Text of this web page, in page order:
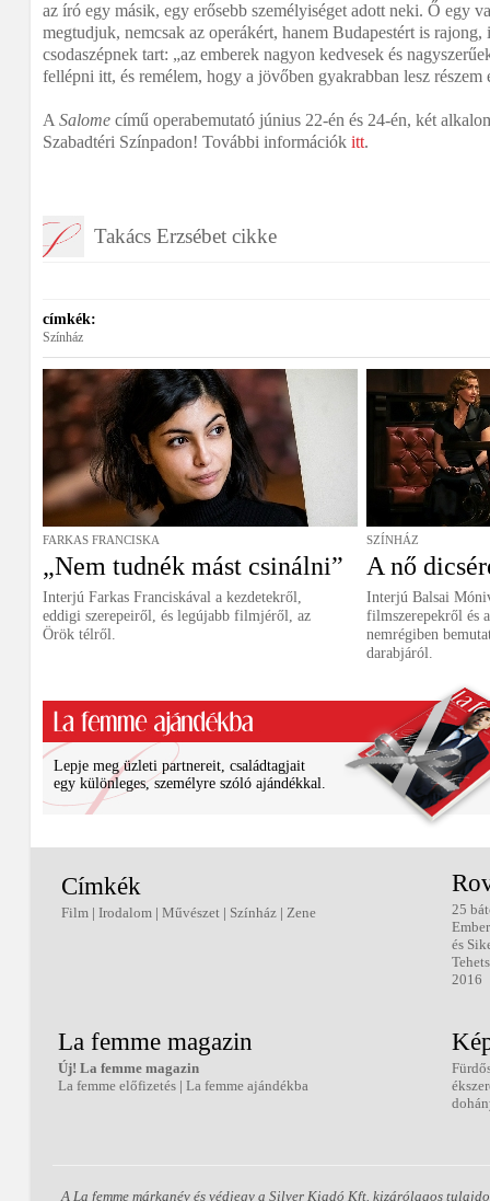
az író egy másik, egy erősebb személyiséget adott neki. Ő egy
megtudjuk, nemcsak az operákért, hanem Budapestért is rajong,
csodaszépnek tart: „az emberek nagyon kedvesek és
fellépni itt, és remélem, hogy a jövőben gyakrabban lesz részem
A Salome című operabemutató június 22-én és 24-én, két
Szabadtéri Színpadon! További információk itt.
Takács Erzsébet cikke
címkék:
Színház
FARKAS FRANCISKA
„Nem tudnék mást csinálni”
Interjú Farkas Franciskával a kezdetekről,
eddigi szerepeiről, és legújabb filmjéről, az
Örök télről.
SZÍNHÁZ
A nő
Interjú Balsai
filmszerepekről és
nemrégiben
darabjáról.
Lepje meg üzleti partnereit, családtagjait
egy különleges, személyre szóló ajándékkal.
Címkék
Film | Irodalom | Művészet | Színház | Zene
25
és
2016
La femme magazin
Új! La femme magazin
La femme előfizetés | La femme ajándékba
A La femme márkanév és védjegy a Silver Kiadó Kft. kizárólagos